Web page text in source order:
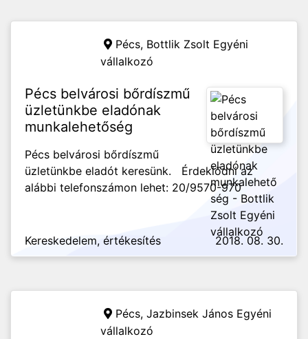
Pécs, Bottlik Zsolt Egyéni
vállalkozó
Pécs belvárosi bőrdíszmű
üzletünkbe eladónak
munkalehetőség
Pécs belvárosi bőrdíszmű
üzletünkbe eladót keresünk. Érdeklődni az
alábbi telefonszámon lehet: 20/9570-970
Kereskedelem, értékesítés 2018. 08. 30.
Pécs, Jazbinsek János Egyéni
vállalkozó